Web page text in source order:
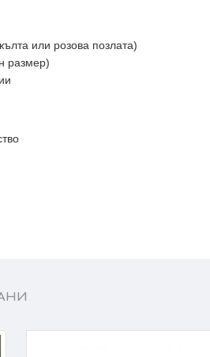
или розова позлата)
размер)